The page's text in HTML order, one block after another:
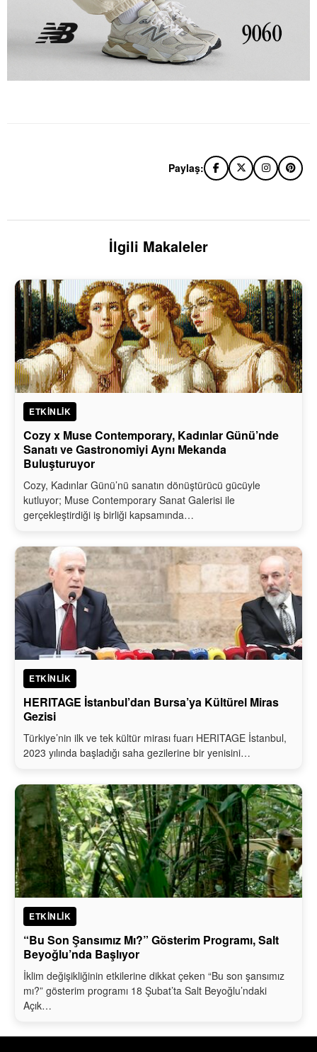
Paylaş:
İlgili Makaleler
ETKINLIK
Cozy x Muse Contemporary, Kadınlar Günü’nde
Sanatı ve Gastronomiyi Aynı Mekanda
Buluşturuyor
Cozy, Kadınlar Günü’nü sanatın dönüştürücü gücüyle
kutluyor; Muse Contemporary Sanat Galerisi ile
gerçekleştirdiği iş birliği kapsamında…
ETKINLIK
HERITAGE İstanbul’dan Bursa’ya Kültürel Miras
Gezisi
Türkiye’nin ilk ve tek kültür mirası fuarı HERITAGE İstanbul,
2023 yılında başladığı saha gezilerine bir yenisini…
ETKINLIK
“Bu Son Şansımız Mı?” Gösterim Programı, Salt
Beyoğlu’nda Başlıyor
İklim değişikliğinin etkilerine dikkat çeken “Bu son şansımız
mı?” gösterim programı 18 Şubat’ta Salt Beyoğlu’ndaki
Açık…